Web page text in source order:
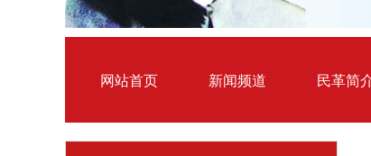
网站首页 新闻频道 民革简